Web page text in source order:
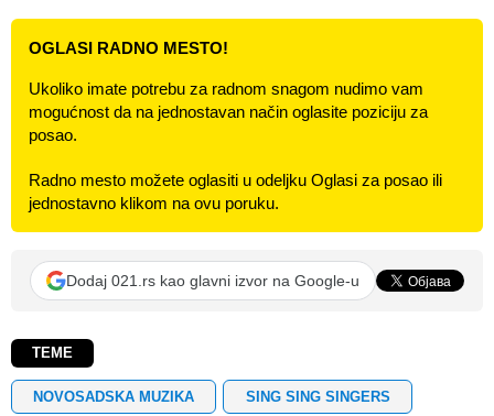
OGLASI RADNO MESTO!
Ukoliko imate potrebu za radnom snagom nudimo vam
mogućnost da na jednostavan način oglasite poziciju za
posao.
Radno mesto možete oglasiti u odeljku Oglasi za posao ili
jednostavno klikom na ovu poruku.
Dodaj 021.rs kao glavni izvor na Google-u
TEME
NOVOSADSKA MUZIKA SING SING SINGERS